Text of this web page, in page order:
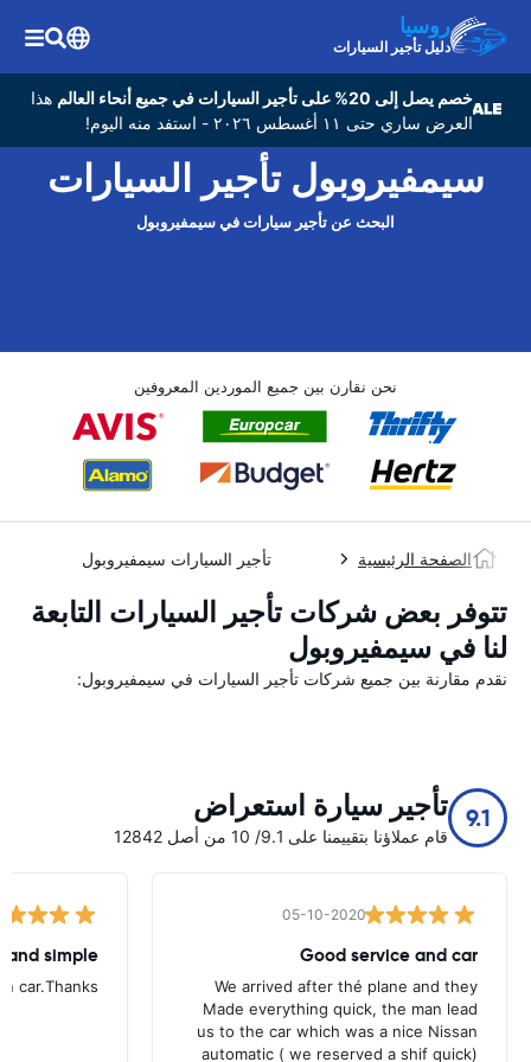
روسيا
دليل تأجير السيارات
خصم يصل إلى 20% على تأجير السيارات في جميع أنحاء العالم
هذا
العرض ساري حتى ١١ أغسطس ٢٠٢٦ - استفد منه اليوم!
سيمفيروبول تأجير السيارات
البحث عن تأجير سيارات في سيمفيروبول
نحن نقارن بين جميع الموردين المعروفين
الصفحة الرئيسية تأجير السيارات سيمفيروبول
تتوفر بعض شركات تأجير السيارات التابعة
لنا في سيمفيروبول
نقدم مقارنة بين جميع شركات تأجير السيارات في سيمفيروبول:
9.1 تأجير سيارة استعراض
قام عملاؤنا بتقييمنا على 9.1/ 10 من أصل 12842
05-10-2020
Good service and car
We arrived after thé plane and they
Made everything quick, the man lead
us to the car which was a nice Nissan
automatic ( we reserved a shif quick)
and simple
car.Thanks